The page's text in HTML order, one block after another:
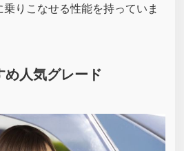
りこなせる性能を持っていま
め人気グレード